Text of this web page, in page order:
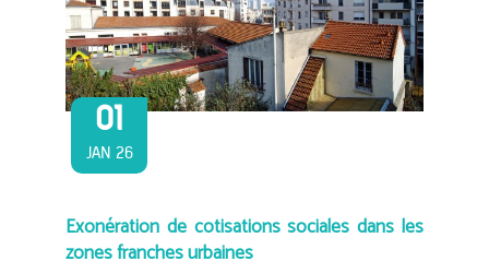
01
JAN 26
Exonération de cotisations sociales dans les
zones franches urbaines